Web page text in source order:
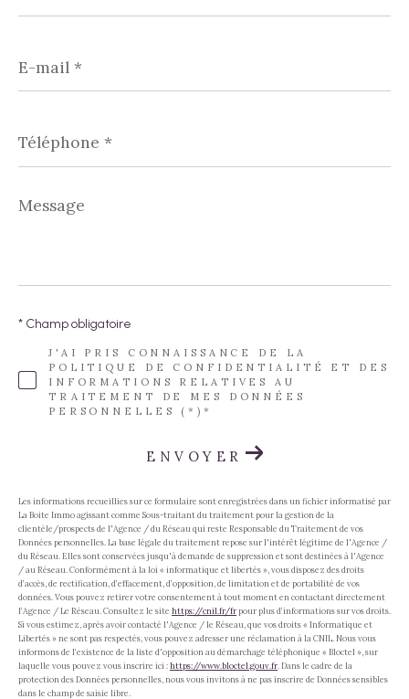
mail
*
*
Message
*
J'AI PRIS CONNAISSANCE DE LA
POLITIQUE DE CONFIDENTIALITÉ ET DES
INFORMATIONS RELATIVES AU
TRAITEMENT DE MES DONNÉES
PERSONNELLES (*)*
* Champ obligatoire
ENVOYER
Les informations recueillies sur ce formulaire sont enregistrées dans un fichier informatisé par
La Boite Immo agissant comme Sous-traitant du traitement pour la gestion de la
clientèle/prospects de l'Agence / du Réseau qui reste Responsable du Traitement de vos
Données personnelles. La base légale du traitement repose sur l'intérêt légitime de l'Agence /
du Réseau. Elles sont conservées jusqu'à demande de suppression et sont destinées à l'Agence
/ au Réseau. Conformément à la loi « informatique et libertés », vous disposez des droits
d’accès, de rectification, d’effacement, d’opposition, de limitation et de portabilité de vos
données. Vous pouvez retirer votre consentement à tout moment en contactant directement
l’Agence / Le Réseau. Consultez le site https://cnil.fr/frpour plus d’informations sur vos droits.
Si vous estimez, après avoir contacté l'Agence / le Réseau, que vos droits « Informatique et
Libertés » ne sont pas respectés, vous pouvez adresser une réclamation à la CNIL. Nous vous
informons de l’existence de la liste d'opposition au démarchage téléphonique « Bloctel », sur
laquelle vous pouvez vous inscrire ici :https://www.bloctel.gouv.fr . Dans le cadre de la
protection des Données personnelles, nous vous invitons à ne pas inscrire de Données sensibles
dans le champ de saisie libre.